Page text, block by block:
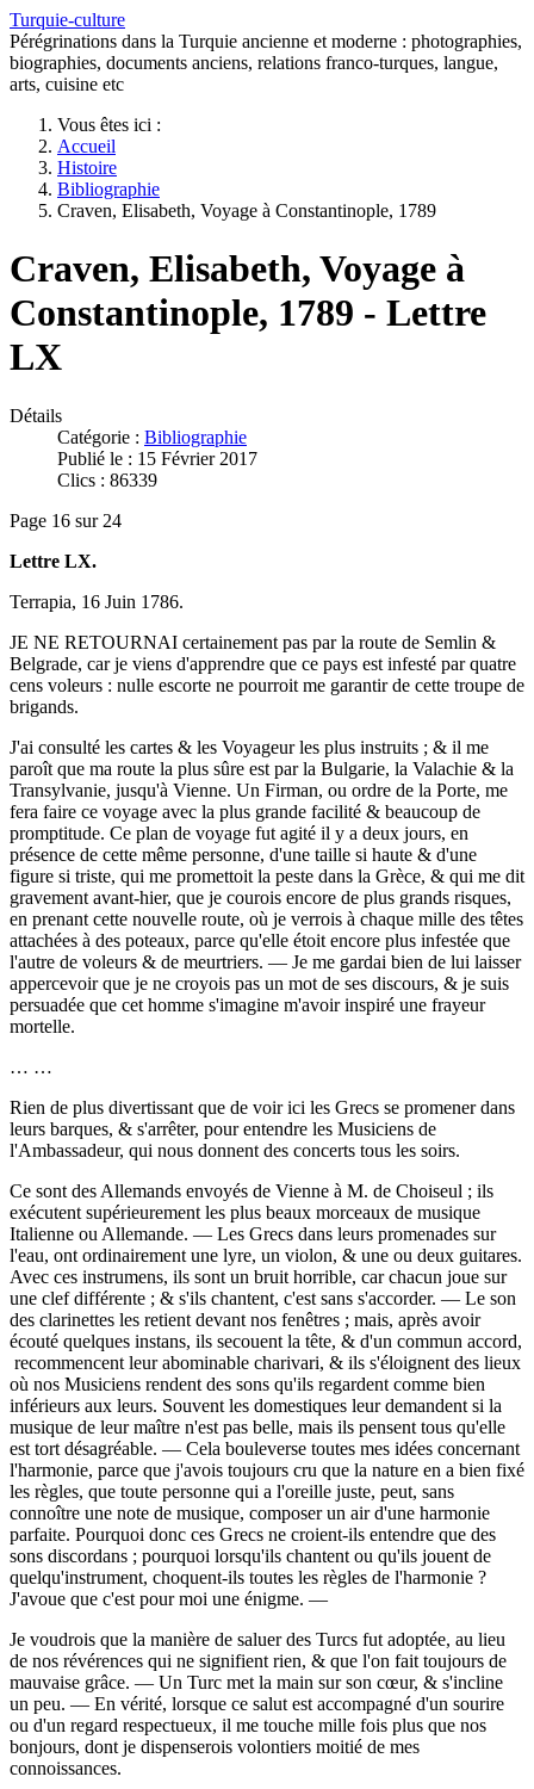
Turquie-culture
Pérégrinations dans la Turquie ancienne et moderne : photographies,
biographies, documents anciens, relations franco-turques, langue,
arts, cuisine etc
Vous êtes ici :
Accueil
Histoire
Bibliographie
Craven, Elisabeth, Voyage à Constantinople, 1789
Craven, Elisabeth, Voyage à
Constantinople, 1789 - Lettre
LX
Détails
Catégorie : Bibliographie
Publié le : 15 Février 2017
Clics : 86339
Page 16 sur 24
Lettre LX.
Terrapia, 16 Juin 1786.
JE NE RETOURNAI certainement pas par la route de Semlin &
Belgrade, car je viens d'apprendre que ce pays est infesté par quatre
cens voleurs : nulle escorte ne pourroit me garantir de cette troupe de
brigands.
J'ai consulté les cartes & les Voyageur les plus instruits ; & il me
paroît que ma route la plus sûre est par la Bulgarie, la Valachie & la
Transylvanie, jusqu'à Vienne. Un Firman, ou ordre de la Porte, me
fera faire ce voyage avec la plus grande facilité & beaucoup de
promptitude. Ce plan de voyage fut agité il y a deux jours, en
présence de cette même personne, d'une taille si haute & d'une
figure si triste, qui me promettoit la peste dans la Grèce, & qui me dit
gravement avant-hier, que je courois encore de plus grands risques,
en prenant cette nouvelle route, où je verrois à chaque mille des têtes
attachées à des poteaux, parce qu'elle étoit encore plus infestée que
l'autre de voleurs & de meurtriers. — Je me gardai bien de lui laisser
appercevoir que je ne croyois pas un mot de ses discours, & je suis
persuadée que cet homme s'imagine m'avoir inspiré une frayeur
mortelle.
… …
Rien de plus divertissant que de voir ici les Grecs se promener dans
leurs barques, & s'arrêter, pour entendre les Musiciens de
l'Ambassadeur, qui nous donnent des concerts tous les soirs.
Ce sont des Allemands envoyés de Vienne à M. de Choiseul ; ils
exécutent supérieurement les plus beaux morceaux de musique
Italienne ou Allemande. — Les Grecs dans leurs promenades sur
l'eau, ont ordinairement une lyre, un violon, & une ou deux guitares.
Avec ces instrumens, ils sont un bruit horrible, car chacun joue sur
une clef différente ; & s'ils chantent, c'est sans s'accorder. — Le son
des clarinettes les retient devant nos fenêtres ; mais, après avoir
écouté quelques instans, ils secouent la tête, & d'un commun accord,
recommencent leur abominable charivari, & ils s'éloignent des lieux
où nos Musiciens rendent des sons qu'ils regardent comme bien
inférieurs aux leurs. Souvent les domestiques leur demandent si la
musique de leur maître n'est pas belle, mais ils pensent tous qu'elle
est tort désagréable. — Cela bouleverse toutes mes idées concernant
l'harmonie, parce que j'avois toujours cru que la nature en a bien fixé
les règles, que toute personne qui a l'oreille juste, peut, sans
connoître une note de musique, composer un air d'une harmonie
parfaite. Pourquoi donc ces Grecs ne croient-ils entendre que des
sons discordans ; pourquoi lorsqu'ils chantent ou qu'ils jouent de
quelqu'instrument, choquent-ils toutes les règles de l'harmonie ?
J'avoue que c'est pour moi une énigme. —
Je voudrois que la manière de saluer des Turcs fut adoptée, au lieu
de nos révérences qui ne signifient rien, & que l'on fait toujours de
mauvaise grâce. — Un Turc met la main sur son cœur, & s'incline
un peu. — En vérité, lorsque ce salut est accompagné d'un sourire
ou d'un regard respectueux, il me touche mille fois plus que nos
bonjours, dont je dispenserois volontiers moitié de mes
connoissances.